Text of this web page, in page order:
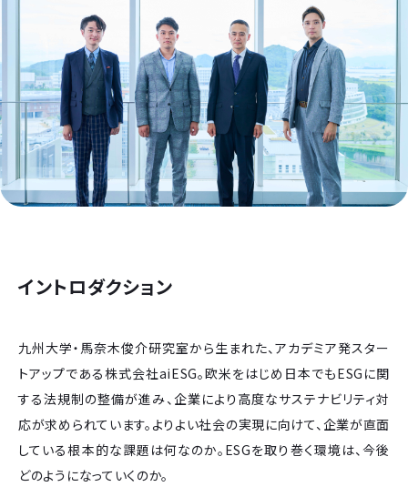
イントロダクション
九州大学・馬奈木俊介研究室から生まれた、アカデミア発スター
トアップである株式会社aiESG。欧米をはじめ日本でもESGに関
する法規制の整備が進み、企業により高度なサステナビリティ対
応が求められています。よりよい社会の実現に向けて、企業が直面
している根本的な課題は何なのか。ESGを取り巻く環境は、今後
どのようになっていくのか。